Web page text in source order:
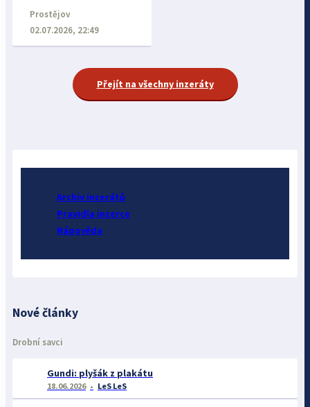
Prostějov
02.07.2026, 22:49
Přejít na všechny inzeráty
Archiv inzerátů
Pravidla inzerce
Nápověda
Nové články
Drobní savci
Gundi: plyšák z plakátu
18.06.2026 LeS LeS